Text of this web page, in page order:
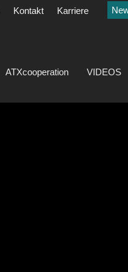
Kontakt Karriere
ATXcooperation VIDEOS